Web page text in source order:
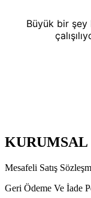
Büyük bir şey
KURUMSAL
Mesafeli Satış
Geri Ödeme Ve İade